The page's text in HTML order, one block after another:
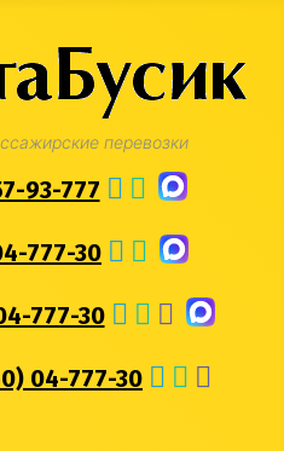
перевозки
93-777
777-30
777-30
04-777-30